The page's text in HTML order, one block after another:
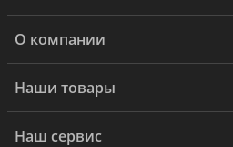
О компании
Наши товары
Наш сервис